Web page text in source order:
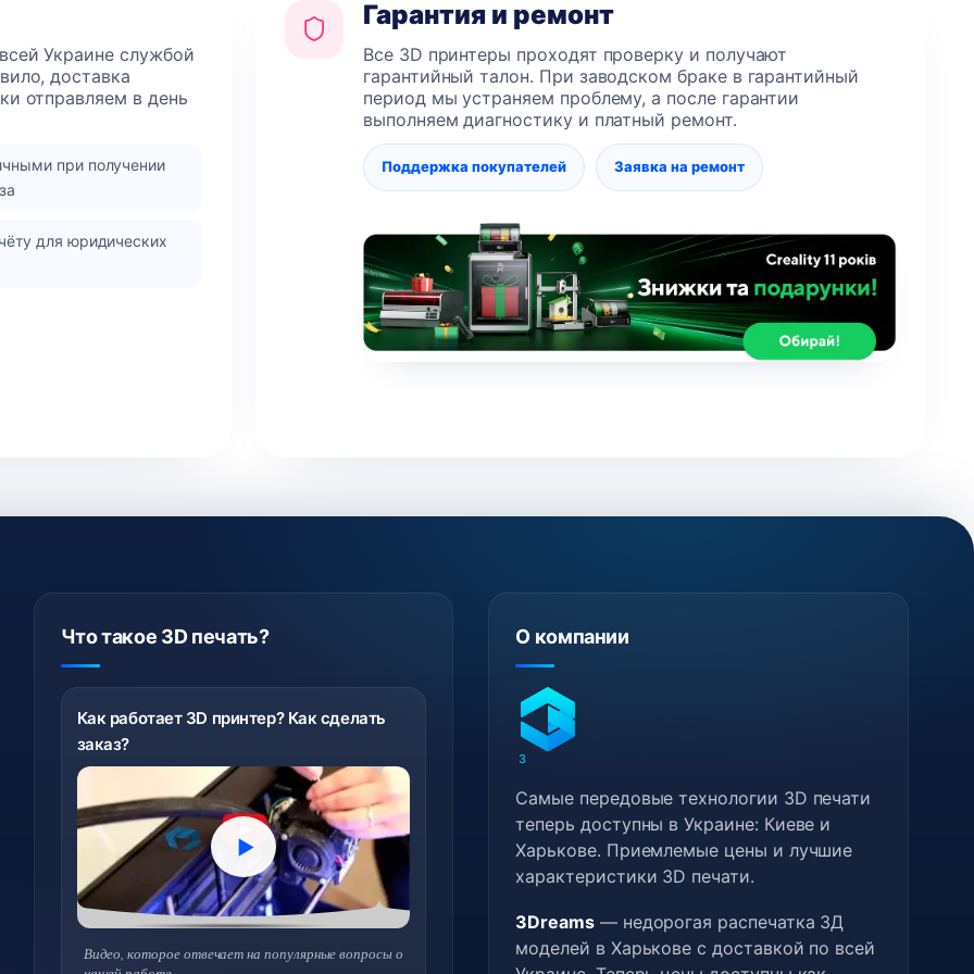
Украине службой
доставка
отправляем в день
при получении
для юридических
Гарантия и ремонт
Все 3D принтеры проходят проверку и получают
гарантийный талон. При заводском браке в гарантийный
период мы устраняем проблему, а после гарантии
выполняем диагностику и платный ремонт.
Поддержка покупателей Заявка на ремонт
Что такое 3D печать?
Как работает 3D принтер? Как сделать
заказ?
Видео, которое отвечает на популярные вопросы о
О компании
3
Самые передовые технологии 3D печати
теперь доступны в Украине: Киеве и
Харькове. Приемлемые цены и лучшие
характеристики 3D печати.
3Dreams— недорогая распечатка 3Д
моделей в Харькове с доставкой по всей